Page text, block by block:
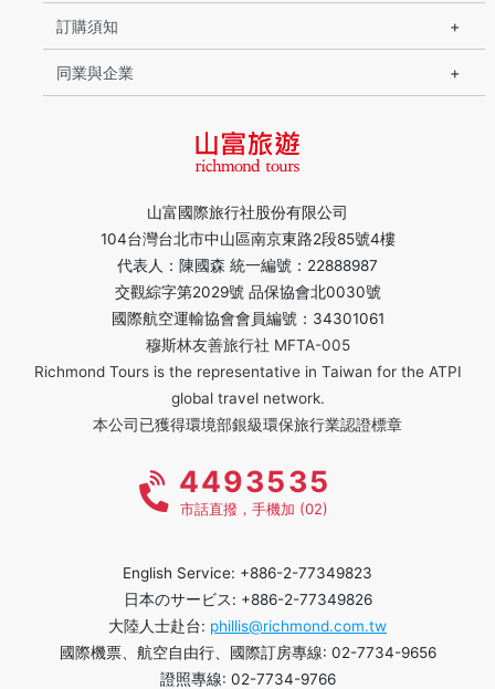
山富國際旅行社股份有限公司
104台灣台北市中山區南京東路2段85號4樓
代表人：陳國森 統一編號：22888987
交觀綜字第2029號 品保協會北0030號
國際航空運輸協會會員編號：34301061
穆斯林友善旅行社 MFTA-005
Richmond Tours is the representative in Taiwan for the ATPI
global travel network.
本公司已獲得環境部銀級環保旅行業認證標章
訂購須知
同業與企業
4493535
市話直撥，手機加 (02)
English Service: +886-2-77349823
日本のサービス: +886-2-77349826
大陸人士赴台: phillis@richmond.com.tw
國際機票、航空自由行、國際訂房專線: 02-7734-9656
證照專線: 02-7734-9766